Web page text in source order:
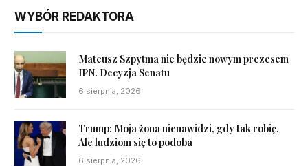
WYBÓR REDAKTORA
Mateusz Szpytma nie będzie nowym prezesem
IPN. Decyzja Senatu
6 sierpnia, 2026
Trump: Moja żona nienawidzi, gdy tak robię.
Ale ludziom się to podoba
6 sierpnia, 2026